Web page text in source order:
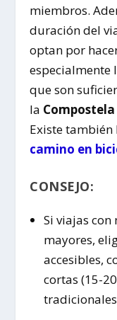
miembros.
duración del
optan por
especialmente
que son
la Compostela
Existe
camino en
CONSEJO:
Si viajas con
mayores,
accesibles,
cortas (15-